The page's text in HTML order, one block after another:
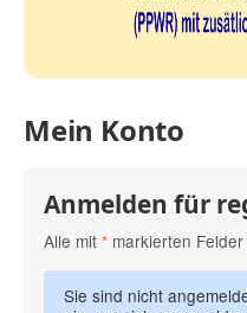
Mein Konto
Anmelden für
Alle mit * markierten
Sie sind nicht